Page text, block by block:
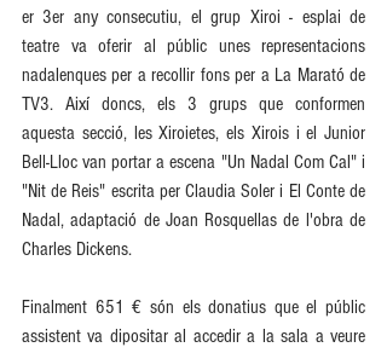
er 3er any consecutiu, el grup Xiroi - esplai de
teatre va oferir al públic unes representacions
nadalenques per a recollir fons per a La Marató de
TV3. Així doncs, els 3 grups que conformen
aquesta secció, les Xiroietes, els Xirois i el Junior
Bell-Lloc van portar a escena "Un Nadal Com Cal" i
"Nit de Reis" escrita per Claudia Soler i El Conte de
Nadal, adaptació de Joan Rosquellas de l'obra de
Charles Dickens.
Finalment 651 € són els donatius que el públic
assistent va dipositar al accedir a la sala a veure